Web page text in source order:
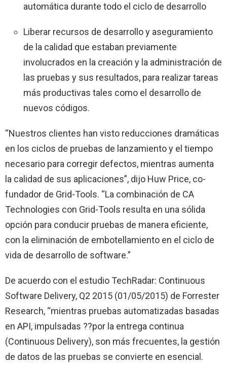
automática durante todo el ciclo de desarrollo
Liberar recursos de desarrollo y aseguramiento
de la calidad que estaban previamente
involucrados en la creación y la administración de
las pruebas y sus resultados, para realizar tareas
más productivas tales como el desarrollo de
nuevos códigos.
“Nuestros clientes han visto reducciones dramáticas
en los ciclos de pruebas de lanzamiento y el tiempo
necesario para corregir defectos, mientras aumenta
la calidad de sus aplicaciones”, dijo Huw Price, co-
fundador de Grid-Tools. “La combinación de CA
Technologies con Grid-Tools resulta en una sólida
opción para conducir pruebas de manera eficiente,
con la eliminación de embotellamiento en el ciclo de
vida de desarrollo de software.”
De acuerdo con el estudio TechRadar: Continuous
Software Delivery, Q2 2015 (01/05/2015) de Forrester
Research, “mientras pruebas automatizadas basadas
en API, impulsadas ??por la entrega continua
(Continuous Delivery), son más frecuentes, la gestión
de datos de las pruebas se convierte en esencial.